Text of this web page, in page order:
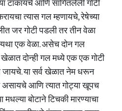
टाकायचे आणि सांगितलेली गोटी
त्यास गल म्हणायचे, रेषेच्या
जर गोटी पडली तर तीन वेळा
एक वेळा. असेच दोन गल
दोन्ही गल मध्ये एक एक गोटी
या सर्व खेळात नेम धरून
असायचे आणि त्यात गोट्या खूपच
मधल्या बोटाने टिचकी मारण्याचा